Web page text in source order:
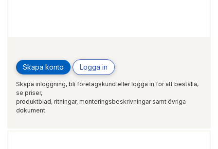
Skapa konto Logga in
Skapa inloggning, bli företagskund eller logga in för att beställa,
se priser,
produktblad, ritningar, monteringsbeskrivningar samt övriga
dokument.